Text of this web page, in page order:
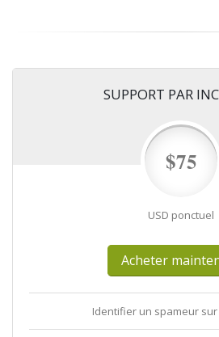
SUPPORT PAR
$75
USD ponctuel
Acheter
Identifier un spameur